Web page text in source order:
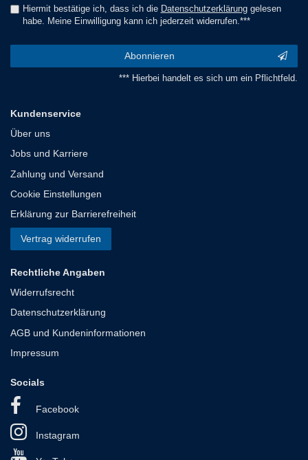
Hiermit bestätige ich, dass ich die Daten­schutz­erklärunggelesen
habe. Meine Einwilligung kann ich jederzeit widerrufen.***
Abonnieren
*** Hierbei handelt es sich um ein Pflichtfeld.
Kundenservice
Über uns
Jobs und Karriere
Zahlung und Versand
Cookie Einstellungen
Erklärung zur Barrierefreiheit
Vertrag widerrufen
Rechtliche Angaben
Widerrufsrecht
Datenschutzerklärung
AGB und Kundeninformationen
Impressum
Socials
Facebook
Instagram